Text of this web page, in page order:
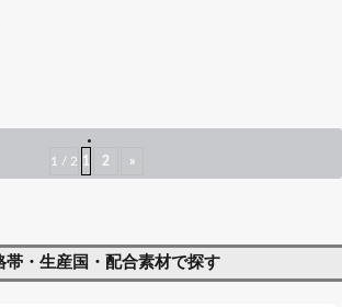
ッキング） スクウェアジャーL 6個入りセット
ホッキング）
1 / 2 1 2 »
帯・生産国・配合素材で探す